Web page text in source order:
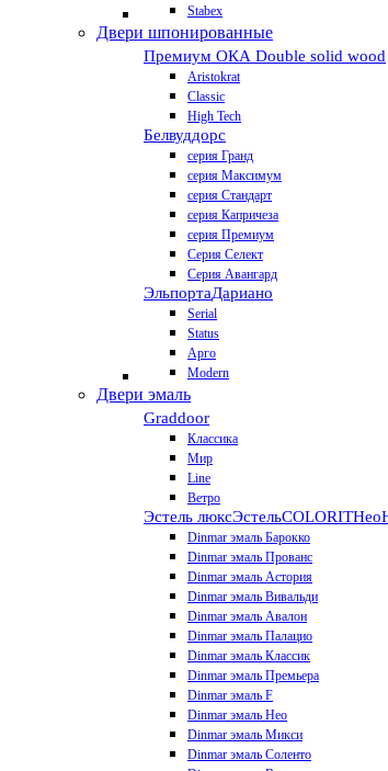
Stabex
Двери шпонированные
Премиум ОКА Double solid wood
Aristokrat
Classic
High Tech
Белвуддорс
серия Гранд
серия Максимум
серия Стандарт
серия Капричеза
серия Премиум
Серия Селект
Серия Авангард
ЭльпортаДариано
Serial
Status
Арго
Modern
Двери эмаль
Graddoor
Классика
Мир
Line
Ветро
Эстель люксЭстельCOLORIT
Dinmar эмаль Барокко
Dinmar эмаль Прованс
Dinmar эмаль Астория
Dinmar эмаль Вивальди
Dinmar эмаль Авалон
Dinmar эмаль Палацио
Dinmar эмаль Классик
Dinmar эмаль Премьера
Dinmar эмаль F
Dinmar эмаль Нео
Dinmar эмаль Микси
Dinmar эмаль Соленто